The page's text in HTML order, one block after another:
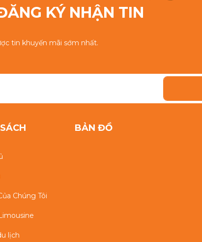
KÝ NHẬN TIN
tin khuyến mãi sớm nhất.
Chúng Tôi
lịch
BẢN ĐỒ